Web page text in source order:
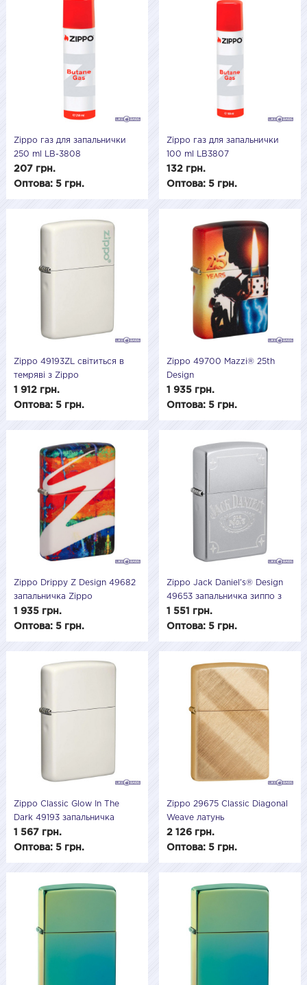
Zippo газ для запальнички
250 ml LB-3808
207 грн.
Оптова: 5 грн.
Zippo газ для запальнички
100 ml LB3807
132 грн.
Оптова: 5 грн.
Zippo 49193ZL світиться в
темряві з Zippo
1 912 грн.
Оптова: 5 грн.
Zippo 49700 Mazzi® 25th
Design
1 935 грн.
Оптова: 5 грн.
Zippo Drippy Z Design 49682
запальничка Zippo
барвистим дизайном
подарункова
1 935 грн.
Оптова: 5 грн.
Zippo Jack Daniel's® Design
49653 запальничка зиппо з
гравіюванням Джек Деніел
1 551 грн.
Оптова: 5 грн.
Zippo Classic Glow In The
Dark 49193 запальничка
Zippo світиться подарункова
1 567 грн.
Оптова: 5 грн.
Zippo 29675 Classic Diagonal
Weave латунь
2 126 грн.
Оптова: 5 грн.